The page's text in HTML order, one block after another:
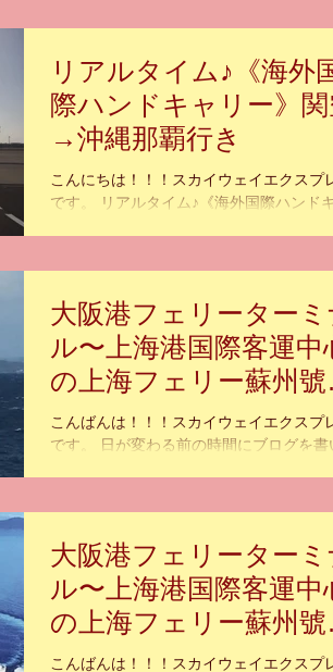
外国際ハンドキャリー SkyWayExpress の
リアルタイム♪《海外
際ハンドキャリー》関
→沖縄那覇行き
こんにちは！！！スカイウェイエクスプ
です。 リアルタイム♪《海外国際ハンドキ
国際ハンドキャリー SkyWayExpress のホ
大阪港フェリーターミ
ル〜上海港国際客運中
の上海フェリー蘇州號
ンドキャリー②
こんばんは！！！スカイウェイエクスプ
です。 日が変わる前の時間にブログを書
リーのブログを続けて参ります。 朝がや
18時間が経過しました。...
大阪港フェリーターミ
ル〜上海港国際客運中
の上海フェリー蘇州號
ンドキャリー①
こんばんは！！！スカイウェイエクスプ